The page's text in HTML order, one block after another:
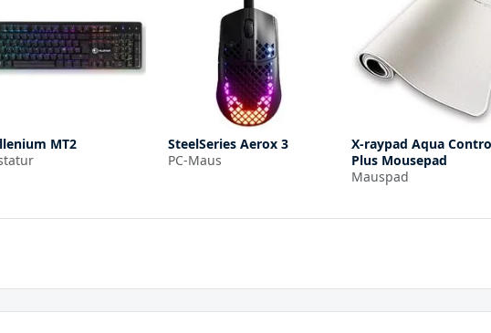
MT2
SteelSeries Aerox 3
PC-Maus
X-raypad Aqua
Plus Mousepad
Mauspad